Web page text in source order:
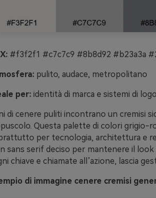
#f3f2f1 #c7c7c9 #8b8d92 #b23a3a
pulito, audace, metropolitano
per:identità di marca e sistemi di logo
di cenere puliti incontrano un cremisi
Questa palette di colori grigio-
per tecnologia, architettura e
sans serif deciso per mantenere il
chiave e chiamate all’azione, lascia
di immagine cenere cremisi